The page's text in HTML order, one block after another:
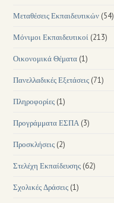
Μεταθέσεις Εκπαιδευτικών (54)
Μόνιμοι Εκπαιδευτικοί (213)
Οικονομικά Θέματα (1)
Πανελλαδικές Εξετάσεις (71)
Πληροφορίες (1)
Προγράμματα ΕΣΠΑ (3)
Προσκλήσεις (2)
Στελέχη Εκπαίδευσης (62)
Σχολικές Δράσεις (1)